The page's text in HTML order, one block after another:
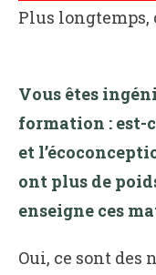
Plus longtemps,
Vous êtes
formation : est-
et
ont plus de
enseigne ces
Oui, ce sont des